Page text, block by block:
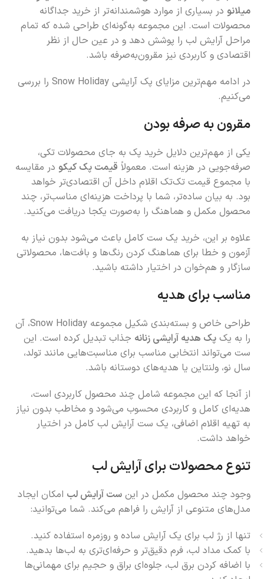
میلانو در بسیاری از موارد هوشمندانه‌تر از خرید جداگانه
محصولات است. این مجموعه به‌گونه‌ای طراحی شده که تمام
مراحل آرایش لب را پوشش دهد و در عین حال از نظر
اقتصادی و کاربردی نیز مقرون‌به‌صرفه باشد.
در ادامه مهم‌ترین مزایای پک آرایشی Snow Holiday را بررسی
می‌کنیم.
مقرون به صرفه بودن
یکی از مهم‌ترین دلایل خرید پک به جای محصولات تکی،
صرفه‌جویی در هزینه است. معمولاً قیمت پک کیکو در مقایسه
با مجموع قیمت تک‌تک اقلام داخل آن اقتصادی‌تر خواهد
بود. به بیان ساده‌تر، شما با پرداخت هزینه‌ای مناسب‌تر، چند
محصول مکمل و هماهنگ را به‌صورت یکجا دریافت می‌کنید.
علاوه بر این، خرید یک ست کامل باعث می‌شود بدون نیاز به
آزمون و خطا برای هماهنگ کردن رنگ‌ها و بافت‌ها، محصولاتی
سازگار و هم‌خوان در اختیار داشته باشید.
مناسب برای هدیه
طراحی خاص و بسته‌بندی شکیل مجموعه Snow Holiday، آن
را به یکپک هدیه آرایشی زنانه جذاب تبدیل کرده است. این
ست می‌تواند انتخابی مناسب برای مناسبت‌هایی مانند تولد،
سال نو، ولنتاین یا هدیه‌های دوستانه باشد.
از آنجا که این مجموعه شامل چند محصول کاربردی است،
هدیه‌ای کامل و کاربردی محسوب می‌شود و مخاطب بدون نیاز
به تهیه اقلام اضافی، یک ست آرایش لب کامل در اختیار
خواهد داشت.
تنوع محصولات برای آرایش لب
وجود چند محصول مکمل در اینست آرایش لب امکان ایجاد
مدل‌های متنوعی از آرایش را فراهم می‌کند. شما می‌توانید:
تنها از رژ لب برای یک آرایش ساده و روزمره استفاده کنید.
با کمک مداد لب، فرم دقیق‌تر و حرفه‌ای‌تری به لب‌ها بدهید.
با اضافه کردن برق لب، جلوه‌ای براق و حجیم برای مهمانی‌ها